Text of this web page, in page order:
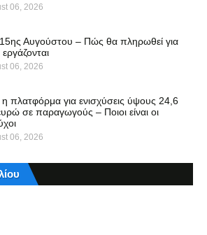
06, 2026
Αυγούστου – Πώς θα πληρωθεί για
06, 2026
η πλατφόρμα για ενισχύσεις ύψους 24,6
σε παραγωγούς – Ποιοι είναι οι
06, 2026